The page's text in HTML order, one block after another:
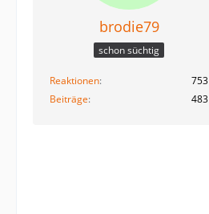
brodie79
schon süchtig
Reaktionen
753
Beiträge
483